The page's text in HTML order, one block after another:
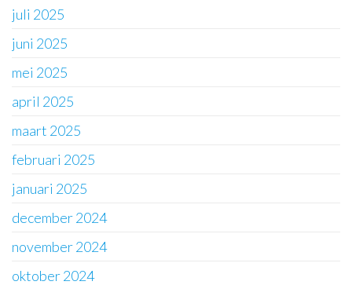
juli 2025
juni 2025
mei 2025
april 2025
maart 2025
februari 2025
januari 2025
december 2024
november 2024
oktober 2024